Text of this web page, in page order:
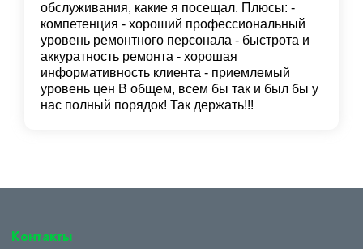
обслуживания, какие я посещал. Плюсы: -
компетенция - хороший профессиональный
уровень ремонтного персонала - быстрота и
аккуратность ремонта - хорошая
информативность клиента - приемлемый
уровень цен В общем, всем бы так и был бы у
нас полный порядок! Так держать!!!
Контакты